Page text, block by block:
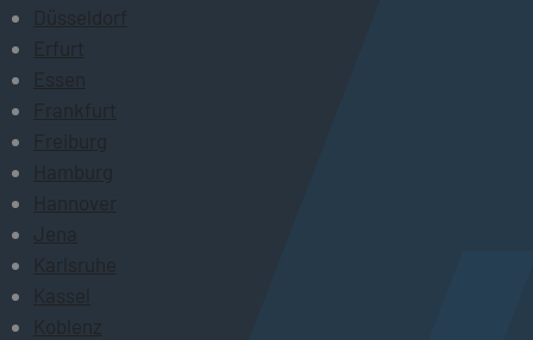
Düsseldorf
Erfurt
Essen
Frankfurt
Freiburg
Hamburg
Hannover
Jena
Karlsruhe
Kassel
Koblenz